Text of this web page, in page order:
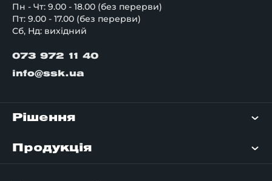
Пн - Чт: 9.00 - 18.00 (без перерви)
Пт: 9.00 - 17.00 (без перерви)
Сб, Нд: вихідний
073 972 11 40
info@ssk.ua
Рішення
Продукція